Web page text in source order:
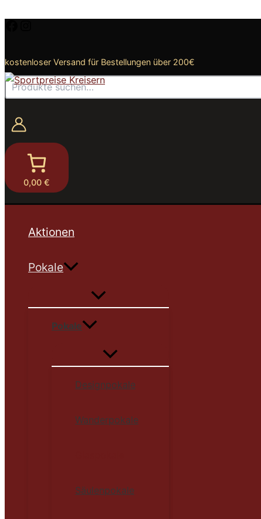
Facebook
Instagram
kostenloser Versand für Bestellungen über 200€
Suchen
0,00 €
Aktionen
Pokale
Pokale
Designpokale
Wanderpokale
Säulenpokale